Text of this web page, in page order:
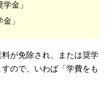
金」
」
料が免除され、または奨学
ので、いわば「学費をも